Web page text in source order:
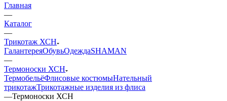
Главная
—
Каталог
—
Трикотаж ХСН
ГалантереяОбувьОдеждаSHAMAN
—
Термоноски ХСН
ТермобельёФлисовые костюмыНательный
трикотажТрикотажные изделия из флиса
—Термоноски ХСН